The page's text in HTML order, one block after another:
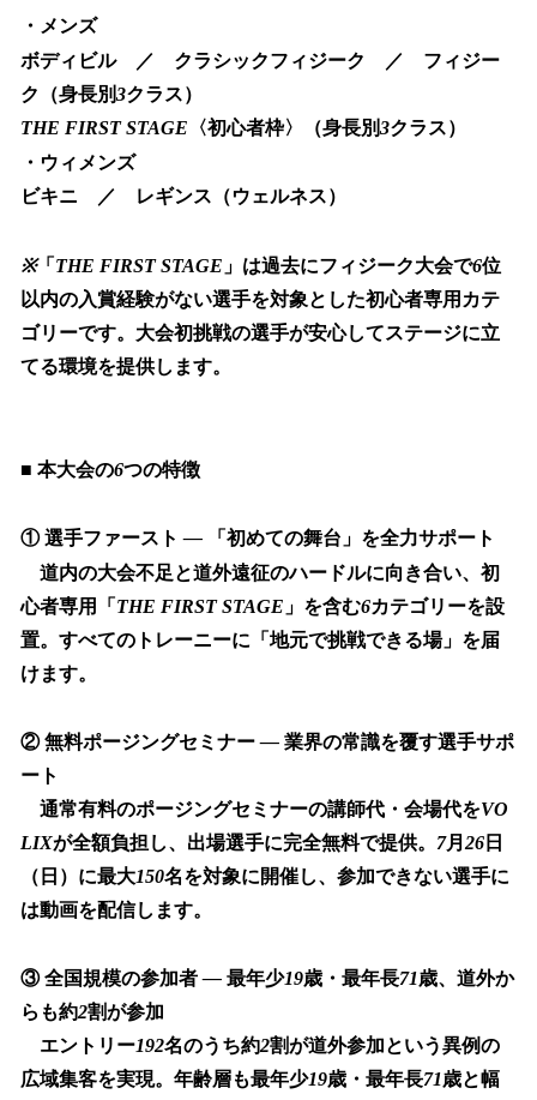
・メンズ
ボディビル ／ クラシックフィジーク ／ フィジー
ク（身長別3クラス）
THE FIRST STAGE 〈初心者枠〉（身長別3クラス）
・ウィメンズ
ビキニ ／ レギンス（ウェルネス）
※「 THE FIRST STAGE 」は過去にフィジーク大会で6位
以内の入賞経験がない選手を対象とした初心者専用カテ
ゴリーです。大会初挑戦の選手が安心してステージに立
てる環境を提供します。
■ 本大会の6つの特徴
① 選手ファースト —
「初めての舞台」を全力サポート
道内の大会不足と道外遠征のハードルに向き合い、初
心者専用「 THE FIRST STAGE 」を含む6カテゴリーを設
置。すべてのトレーニーに「地元で挑戦できる場」を届
けます。
② 無料ポージングセミナー— 業界の常識を覆す選手サポ
ート
通常有料のポージングセミナーの講師代・会場代をVO
LIXが全額負担し、出場選手に完全無料で提供。 7月 26 日
（日）に最大150名を対象に開催し、参加できない選手に
は動画を配信します。
③ 全国規模の参加者— 最年少19歳・最年長71歳、道外か
らも約2割が参加
エントリー192名のうち約2割が道外参加という異例の
広域集客を実現。年齢層も最年少19歳・最年長71歳と幅